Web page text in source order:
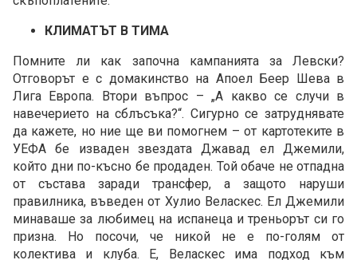
КЛИМАТЪТ В ТИМА
Помните ли как започна кампанията за Левски?
Отговорът е с домакинство на Апоел Беер Шева в
Лига Европа. Втори въпрос – „А какво се случи в
навечерието на сблъсъка?“. Сигурно се затруднявате
да кажете, но ние ще ви помогнем – от картотеките в
УЕФА бе изваден звездата Джавад ел Джемили,
който дни по-късно бе продаден. Той обаче не отпадна
от състава заради трансфер, а защото наруши
правилника, въведен от Хулио Веласкес. Ел Джемили
минаваше за любимец на испанеца и треньорът си го
призна. Но посочи, че никой не е по-голям от
колектива и клуба. Е, Веласкес има подход към